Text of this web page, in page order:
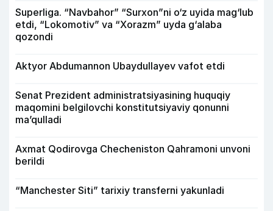
Superliga. “Navbahor” “Surxon”ni o‘z uyida mag‘lub
etdi, “Lokomotiv” va “Xorazm” uyda g‘alaba
qozondi
Aktyor Abdu­mannon Ubaydullayev vafot etdi
Senat Prezident administratsiyasining huquqiy
maqomini belgilovchi konstitutsiyaviy qonunni
ma’qulladi
Axmat Qodirovga Checheniston Qahramoni unvoni
berildi
“Manchester Siti” tarixiy transferni yakunladi